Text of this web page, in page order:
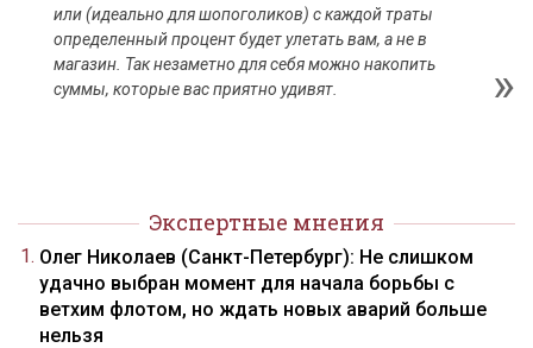
или (идеально для шопоголиков) с каждой траты
определенный процент будет улетать вам, а не в
магазин. Так незаметно для себя можно накопить
суммы, которые вас приятно удивят.
Экспертные мнения
Олег Николаев (Санкт-Петербург): Не слишком
удачно выбран момент для начала борьбы с
ветхим флотом, но ждать новых аварий больше
нельзя